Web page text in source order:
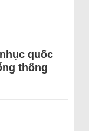
quốc
thống